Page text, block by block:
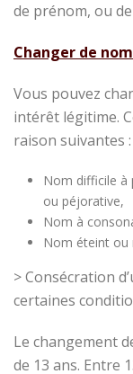
de prénom, ou de
Changer de nom
Vous pouvez
intérêt légitime.
raison suivantes :
Nom difficile à
ou péjorative,
Nom à
Nom éteint ou
> Consécration
certaines
Le changement
de 13 ans. Entre